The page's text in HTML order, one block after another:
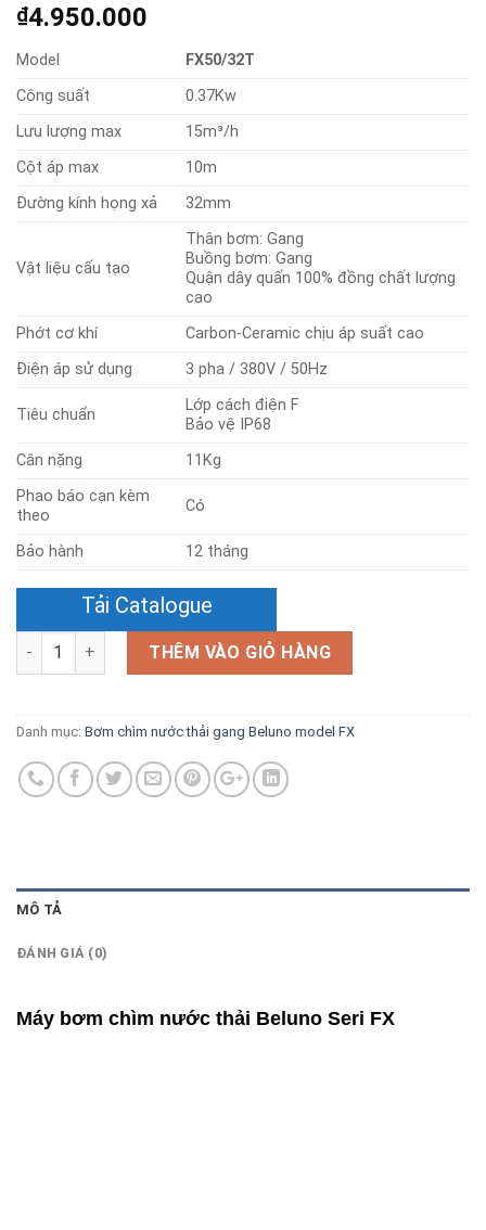
₫4.950.000
Model
FX50/32T
Công suất
0.37Kw
Lưu lượng max
15m³/h
Cột áp max
10m
Đường kính họng xả
32mm
Vật liệu cấu tạo
Thân bơm: Gang
Buồng bơm: Gang
Quận dây quấn 100% đồng chất lượng
cao
Phớt cơ khí
Carbon-Ceramic chịu áp suất cao
Điện áp sử dụng
3 pha / 380V / 50Hz
Tiêu chuẩn
Lớp cách điện F
Bảo vệ IP68
Cân nặng
11Kg
Phao báo cạn kèm
theo
Có
Bảo hành 12 tháng
Tải Catalogue
Số lượng THÊM VÀO GIỎ HÀNG
Danh mục: Bơm chìm nước thải gang Beluno model FX
MÔ TẢ
ĐÁNH GIÁ (0)
Máy bơm chìm nước thải Beluno Seri FX